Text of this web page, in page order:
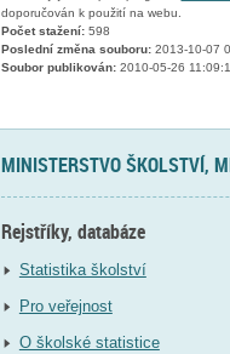
doporučován k použití na webu.
Počet stažení:598
Poslední změna souboru:2013-10-07
Soubor publikován:2010-05-26
MINISTERSTVO ŠKOLSTVÍ,
Rejstříky, databáze
Statistika školství
Pro veřejnost
O školské statistice